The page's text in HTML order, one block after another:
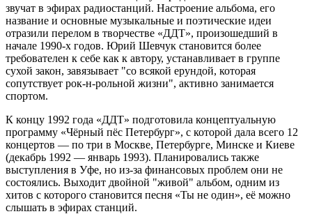
звучат в эфирах радиостанций. Настроение альбома, его
название и основные музыкальные и поэтические идеи
отразили перелом в творчестве «ДДТ», произошедший в
начале 1990-х годов. Юрий Шевчук становится более
требователен к себе как к автору, устанавливает в группе
сухой закон, завязывает "со всякой ерундой, которая
сопутствует рок-н-рольной жизни", активно занимается
спортом.
К концу 1992 года «ДДТ» подготовила концептуальную
программу «Чёрный пёс Петербург», с которой дала всего 12
концертов — по три в Москве, Петербурге, Минске и Киеве
(декабрь 1992 — январь 1993). Планировались также
выступления в Уфе, но из-за финансовых проблем они не
состоялись. Выходит двойной "живой" альбом, одним из
хитов с которого становится песня «Ты не один», её можно
слышать в эфирах станций.